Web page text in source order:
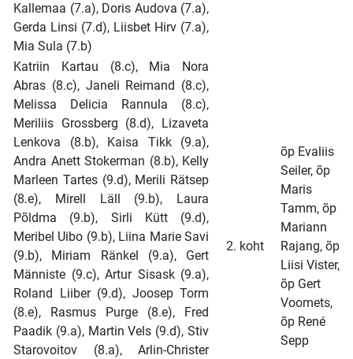
Kallemaa (7.a), Doris Audova (7.a),
Gerda Linsi (7.d), Liisbet Hirv (7.a),
Mia Sula (7.b)
Katriin Kartau (8.c), Mia Nora
Abras (8.c), Janeli Reimand (8.c),
Melissa Delicia Rannula (8.c),
Meriliis Grossberg (8.d), Lizaveta
Lenkova (8.b), Kaisa Tikk (9.a),
Andra Anett Stokerman (8.b), Kelly
Marleen Tartes (9.d), Merili Rätsep
(8.e), Mirell Läll (9.b), Laura
Põldma (9.b), Sirli Kütt (9.d),
Meribel Uibo (9.b), Liina Marie Savi
(9.b), Miriam Ränkel (9.a), Gert
Männiste (9.c), Artur Sisask (9.a),
Roland Liiber (9.d), Joosep Torm
(8.e), Rasmus Purge (8.e), Fred
Paadik (9.a), Martin Vels (9.d), Stiv
Starovoitov (8.a), Arlin-Christer
2. koht
õp Evaliis
Seiler, õp
Maris
Tamm, õp
Mariann
Rajang, õp
Liisi Vister,
õp Gert
Voomets,
õp René
Sepp